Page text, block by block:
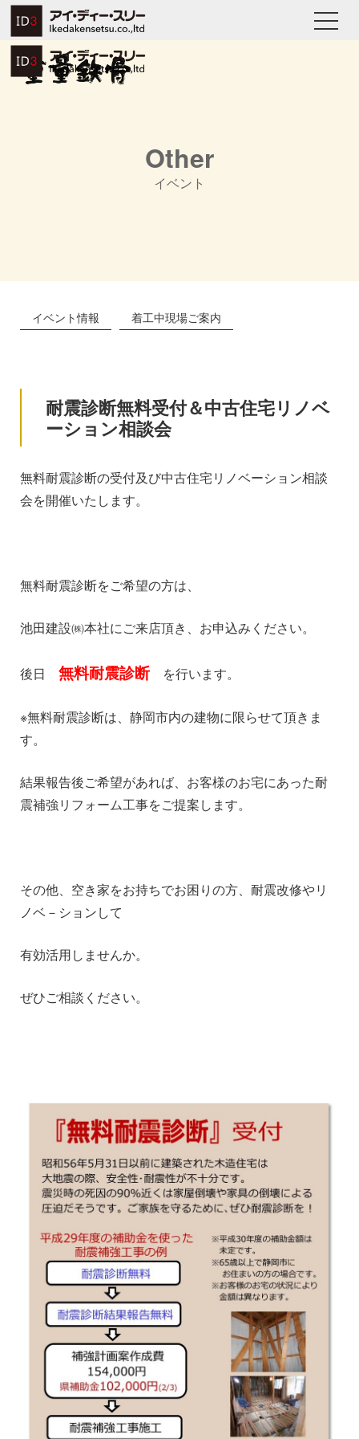
Other
イベント
イベント情報 着工中現場ご案内
耐震診断無料受付＆中古住宅リノベ
ーション相談会
無料耐震診断の受付及び中古住宅リノベーション相談
会を開催いたします。
無料耐震診断をご希望の方は、
池田建設㈱本社にご来店頂き、お申込みください。
後日 無料耐震診断を行います。
※無料耐震診断は、静岡市内の建物に限らせて頂きま
す。
結果報告後ご希望があれば、お客様のお宅にあった耐
震補強リフォーム工事をご提案します。
その他、空き家をお持ちでお困りの方、耐震改修やリ
ノベ－ションして
有効活用しませんか。
ぜひご相談ください。